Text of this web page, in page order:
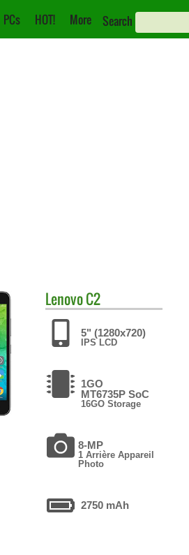
PCs HOT! More Search
LenovoC2
5" (1280x720)
IPS LCD
1GO
MT6735P SoC
16GO Storage
8-MP
1 Arrière Appareil
Photo
2750 mAh